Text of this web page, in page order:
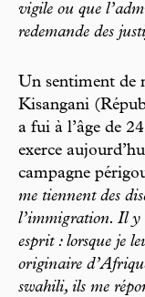
vigile ou que
redemande des
Un sentiment de
Kisangani
a fui à l’âge de
exerce
campagne
me tiennent des
l’immigration. Il y
esprit : lorsque je
originaire
swahili, ils me